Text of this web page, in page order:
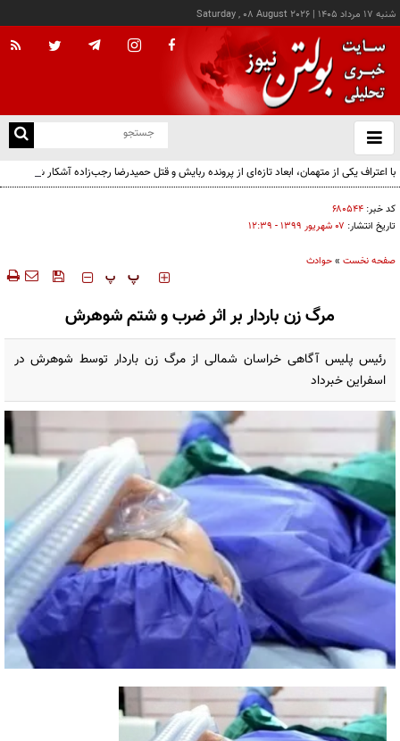
شنبه ۱۷ مرداد ۱۴۰۵ |
Saturday , 08 August 2026
باز
و
با اعتراف یکی از متهمان، ابعاد تازه‌ای از پرونده ربایش و قتل حمیدرضا رجب‌زاده آشکار شد
کد خبر: ۶۸۰۵۴۴
تاریخ انتشار: ۰۷ شهريور ۱۳۹۹ - ۱۲:۳۹
صفحه نخست »حوادث
‍‍‍ پ پ
مرگ زن باردار بر اثر ضرب و شتم شوهرش
رئیس پلیس آگاهی خراسان شمالی از مرگ زن باردار توسط شوهرش در
اسفراین خبرداد